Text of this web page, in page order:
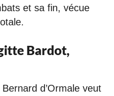
et sa fin, vécue
Bardot,
d’Ormale veut